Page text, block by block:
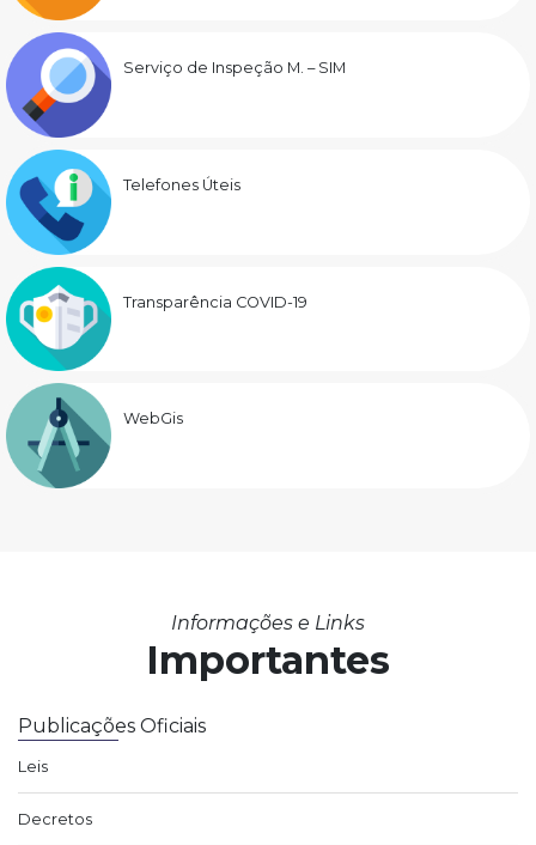
Serviço de Inspeção M. – SIM
Telefones Úteis
Transparência COVID-19
WebGis
Informações e Links
Importantes
Publicações Oficiais
Leis
Decretos